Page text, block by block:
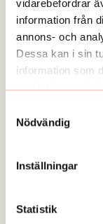
vidarebefordrar
information från
annons- och
Dessa kan i sin
information som
samlat in när du
Nödvändig
Inställningar
Statistik